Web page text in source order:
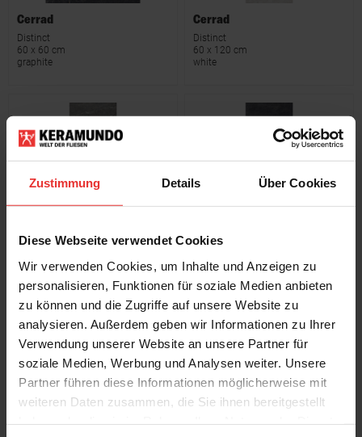
Zustimmung Details Über Cookies
Diese Webseite verwendet Cookies
Wir verwenden Cookies, um Inhalte und Anzeigen zu
personalisieren, Funktionen für soziale Medien anbieten
zu können und die Zugriffe auf unsere Website zu
analysieren. Außerdem geben wir Informationen zu Ihrer
Verwendung unserer Website an unsere Partner für
soziale Medien, Werbung und Analysen weiter. Unsere
Partner führen diese Informationen möglicherweise mit
weiteren Daten zusammen, die Sie ihnen bereitgestellt
Cerrad
Distinct
60 x 60 cm
graphite
Cerrad
Distinct
60 x 120 cm
white
60 x 120 cm
60 x 120 cm
Cerrad
Distinct
Cerrad
Distinct